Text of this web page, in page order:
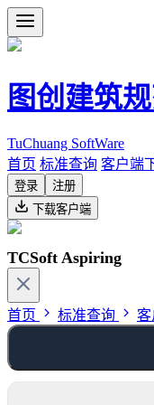
图创建筑
TuChuang SoftWare
首页 标准查询 客户端
登录
注册
下载客户端
TCSoft Aspiring
首页 标准查询 客